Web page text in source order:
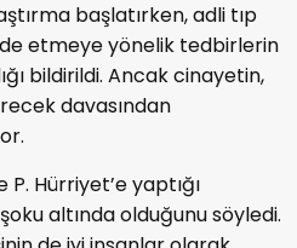
başlatırken, adli tıp
etmeye yönelik tedbirlerin
bildirildi. Ancak cinayetin,
davasından
Hürriyet’e yaptığı
altında olduğunu söyledi.